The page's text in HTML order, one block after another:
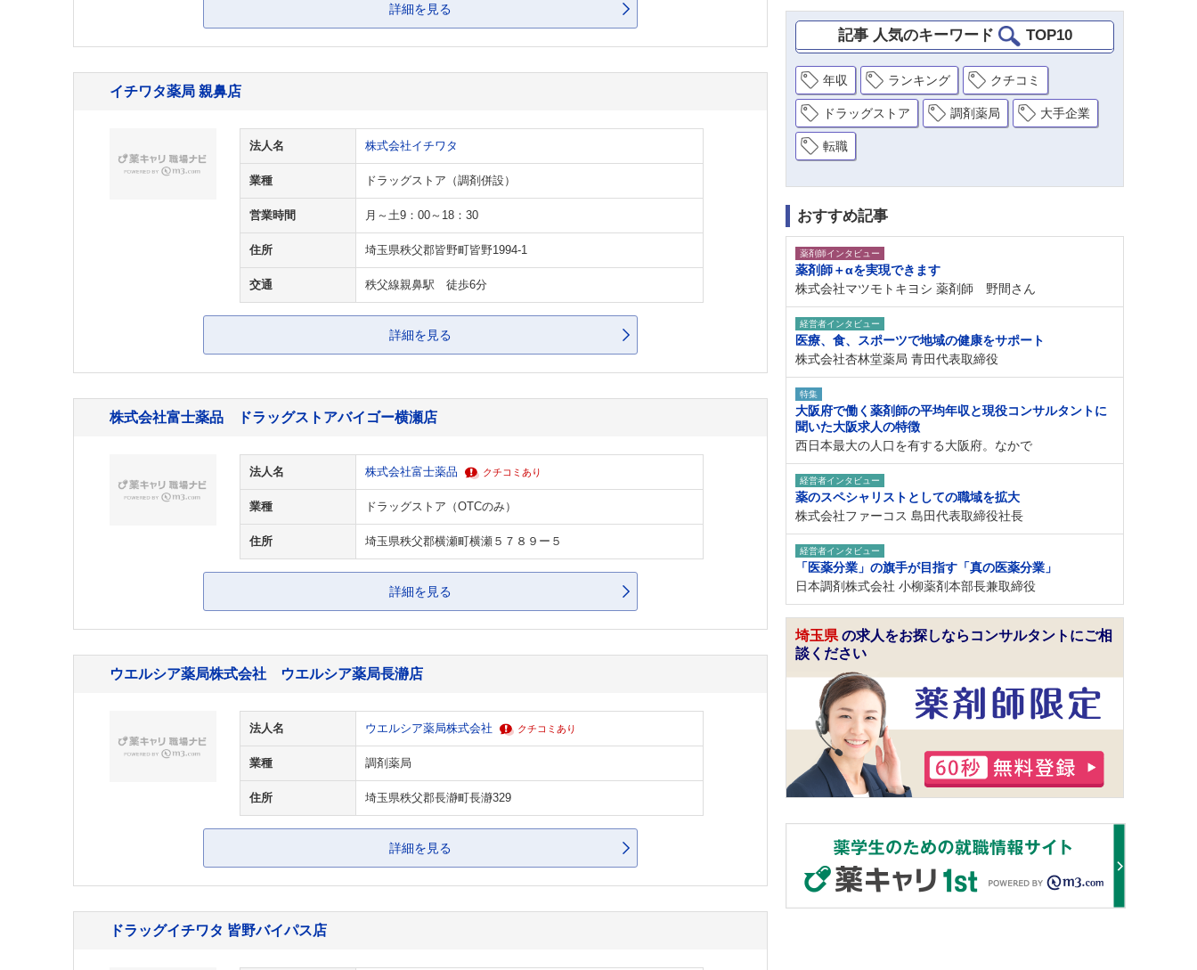
詳細を見る
イチワタ薬局 親鼻店
法人名 株式会社イチワタ
業種 ドラッグストア（調剤併設）
営業時間 月～土9：00～18：30
住所 埼玉県秩父郡皆野町皆野1994-1
交通 秩父線親鼻駅 徒歩6分
詳細を見る
株式会社富士薬品 ドラッグストアバイゴー横瀬店
法人名 株式会社富士薬品 クチコミあり
業種 ドラッグストア（OTCのみ）
住所 埼玉県秩父郡横瀬町横瀬５７８９ー５
詳細を見る
ウエルシア薬局株式会社 ウエルシア薬局長瀞店
法人名 ウエルシア薬局株式会社 クチコミあり
業種 調剤薬局
住所 埼玉県秩父郡長瀞町長瀞329
詳細を見る
ドラッグイチワタ 皆野バイパス店
記事 人気のキーワード TOP10
年収 ランキング クチコミ
ドラッグストア 調剤薬局 大手企業
転職
おすすめ記事
薬剤師インタビュー
薬剤師＋αを実現できます
株式会社マツモトキヨシ 薬剤師 野間さん
経営者インタビュー
医療、食、スポーツで地域の健康をサポート
株式会社杏林堂薬局 青田代表取締役
特集
大阪府で働く薬剤師の平均年収と現役コンサルタントに
聞いた大阪求人の特徴
西日本最大の人口を有する大阪府。なかで
経営者インタビュー
薬のスペシャリストとしての職域を拡大
株式会社ファーコス 島田代表取締役社長
経営者インタビュー
「医薬分業」の旗手が目指す「真の医薬分業」
日本調剤株式会社 小柳薬剤本部長兼取締役
埼玉県 の求人をお探しならコンサルタントにご相
談ください